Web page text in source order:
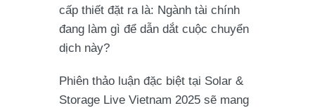
cấp thiết đặt ra là: Ngành tài chính
đang làm gì để dẫn dắt cuộc chuyển
dịch này?
Phiên thảo luận đặc biệt tại Solar &
Storage Live Vietnam 2025 sẽ mang